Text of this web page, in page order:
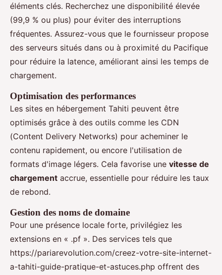
éléments clés. Recherchez une disponibilité élevée
(99,9 % ou plus) pour éviter des interruptions
fréquentes. Assurez-vous que le fournisseur propose
des serveurs situés dans ou à proximité du Pacifique
pour réduire la latence, améliorant ainsi les temps de
chargement.
Optimisation des performances
Les sites en hébergement Tahiti peuvent être
optimisés grâce à des outils comme les CDN
(Content Delivery Networks) pour acheminer le
contenu rapidement, ou encore l'utilisation de
formats d'image légers. Cela favorise une vitesse de
chargement accrue, essentielle pour réduire les taux
de rebond.
Gestion des noms de domaine
Pour une présence locale forte, privilégiez les
extensions en « .pf ». Des services tels que
https://pariarevolution.com/creez-votre-site-internet-
a-tahiti-guide-pratique-et-astuces.php offrent des